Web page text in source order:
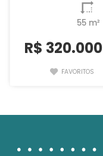
55 m²
R$ 320.000
FAVORITOS